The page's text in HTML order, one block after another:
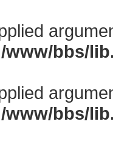
www/bbs/
www/bbs/